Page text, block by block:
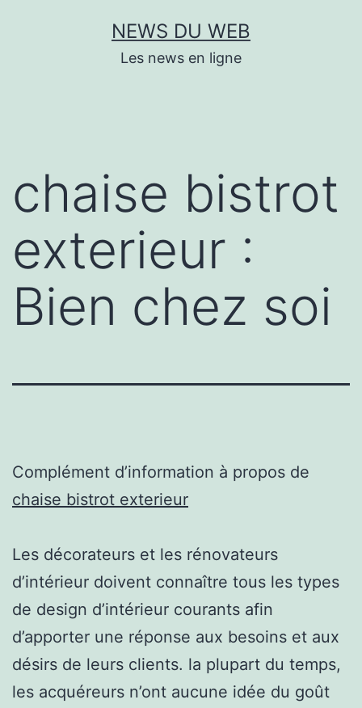
NEWS DU WEB
Les news en ligne
chaise bistrot
exterieur :
Bien chez soi
Complément d’information à propos de
chaise bistrot exterieur
Les décorateurs et les rénovateurs
d’intérieur doivent connaître tous les types
de design d’intérieur courants afin
d’apporter une réponse aux besoins et aux
désirs de leurs clients. la plupart du temps,
les acquéreurs n’ont aucune idée du goût